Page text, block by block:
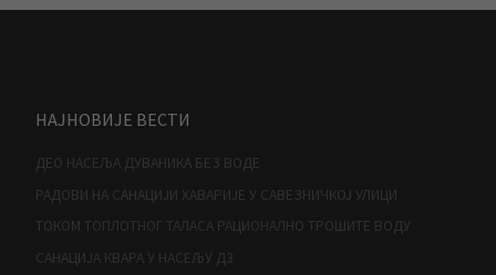
НАЈНОВИЈЕ ВЕСТИ
ДЕО НАСЕЉА ДУВАНИКА БЕЗ ВОДЕ
РАДОВИ НА САНАЦИЈИ ХАВАРИЈЕ У САВЕЗНИЧКОЈ УЛИЦИ
ТОКОМ ТОПЛОТНОГ ТАЛАСА РАЦИОНАЛНО ТРОШИТЕ ВОДУ
САНАЦИЈА КВАРА У НАСЕЉУ Д3